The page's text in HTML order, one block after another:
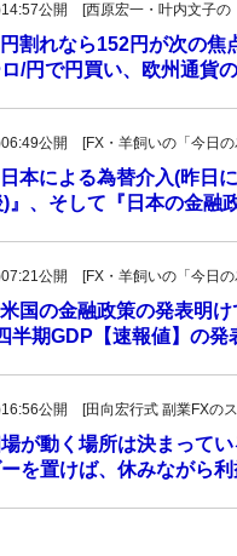
公開 [西原宏一・叶内文子の
割れなら152円が次の焦
/円で円買い、欧州通貨
公開 [FX・羊飼いの「今日の
本による為替介入(昨日
』、そして『日本の金融
公開 [FX・羊飼いの「今日の
国の金融政策の発表明
半期GDP【速報値】の
公開 [田向宏行式 副業FXの
が動く場所は決まって
を置けば、休みながら